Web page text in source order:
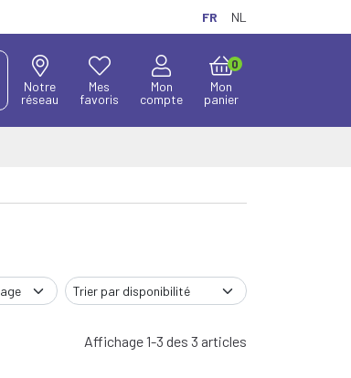
FR NL
Notre
réseau
Mes
favoris
Mon
compte
Mon
panier
0
Affichage 1-3 des 3 articles